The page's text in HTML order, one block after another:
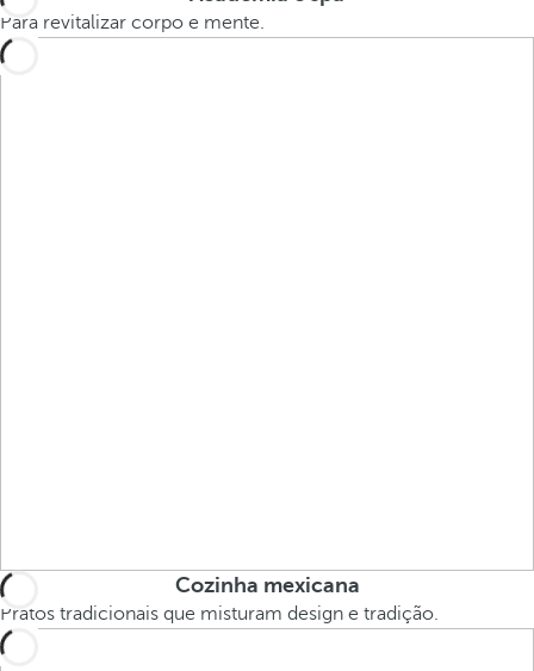
Para revitalizar corpo e mente.
Cozinha mexicana
Pratos tradicionais que misturam design e tradição.